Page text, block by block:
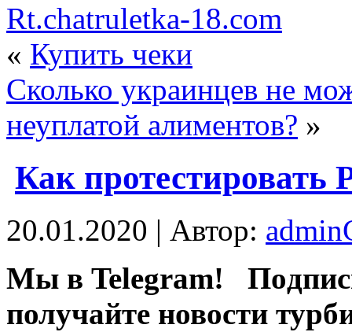
Rt.chatruletka-18.com
« Купить чеки
Сколько украинцев не
неуплатой алиментов? »
Как протестировать
20.01.2020 | Автор:
Мы в Telegram!
получайте новости